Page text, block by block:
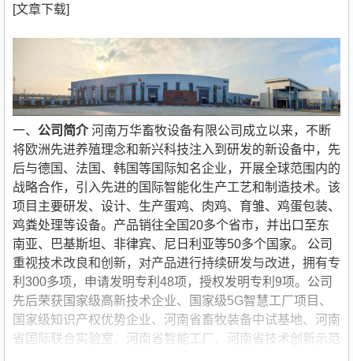
[文章下载]
一、 公司简介河南万华畜牧设备有限公司成立以来，不断
将欧洲先进养殖理念和新兴科技注入到研发的新设备中，先
后与德国、法国、韩国等国际知名企业，开展全球范围内的
战略合作，引入先进的国际智能化生产工艺和制造技术。该
项目主要研发、设计、生产蛋鸡、肉鸡、育雏、鸡蛋包装、
鸡粪处理等设备。产品销往全国20多个省市，并出口至东
南亚、巴基斯坦、非律宾、尼日利亚等50多个国家。 公司
重视技术改良和创新，对产品进行持续研发与改进，拥有专
利300多项，申请发明专利48项，授权发明专利9项。公司
先后荣获国家级高新技术企业、国家级5G智慧工厂项目、
国家级知识产权优势企业、河南省畜牧装备中试基地、河南
省国际联合实验室、河南省智能工厂、河南省技术创新示范